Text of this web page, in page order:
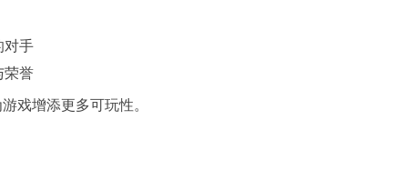
对手
荣誉
戏增添更多可玩性。